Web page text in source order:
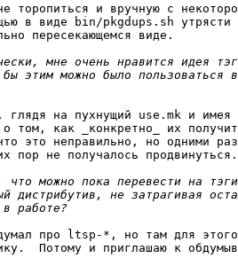
торопиться и вручную с
в виде bin/pkgdups.sh утрясти
пересекающемся виде.
глядя на пухнущий use.mk и имея
о том, как _конкретно_ их
это неправильно, но одними
пор не получалось продвинуться.
про ltsp-*, но там для
Потому и приглашаю к